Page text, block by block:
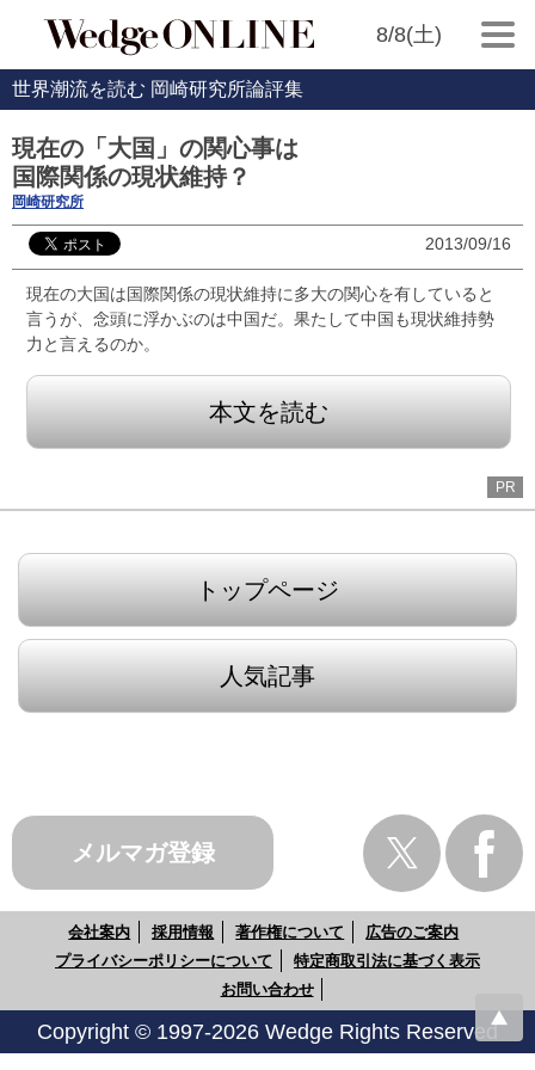
8/8(土)
世界潮流を読む 岡崎研究所論評集
現在の「大国」の関心事は
国際関係の現状維持？
岡崎研究所
2013/09/16
現在の大国は国際関係の現状維持に多大の関心を有していると
言うが、念頭に浮かぶのは中国だ。果たして中国も現状維持勢
力と言えるのか。
本文を読む
PR
トップページ
人気記事
メルマガ登録
会社案内 採用情報 著作権について
広告のご案内
プライバシーポリシーについて
特定商取引法に基づく表示
お問い合わせ
Copyright © 1997-2026 Wedge Rights Reserved